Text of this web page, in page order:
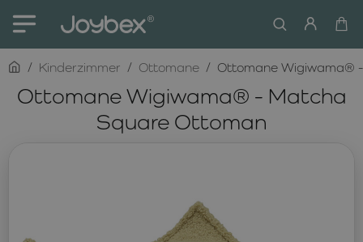
Ottomane Wigiwama® - Matcha
Square Ottoman
homeKinderzimmer Ottomane Ottomane Wigiwama®